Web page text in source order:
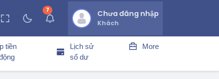
7thông báo chưa đọcChưa đăng nhập
Khách
tiền
Lịch sử
số dư
More